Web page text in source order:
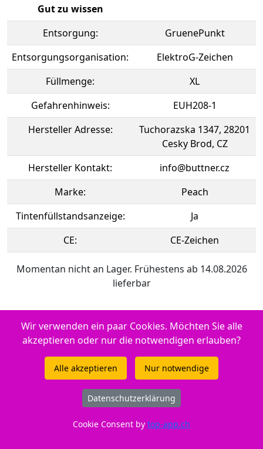
Gut zu wissen
Entsorgung:
GruenePunkt
Entsorgungsorganisation:
ElektroG-Zeichen
Füllmenge:
XL
Gefahrenhinweis:
EUH208-1
Hersteller Adresse:
Tuchorazska 1347, 28201
Cesky Brod, CZ
Hersteller Kontakt:
info@buttner.cz
Marke:
Peach
Tintenfüllstandsanzeige:
Ja
CE:
CE-Zeichen
Momentan nicht an Lager. Frühestens ab 14.08.2026
lieferbar
Einsetzbar in HP DeskJet 3633
Original Tintenpatrone color
Hersteller-ID: No. 302XL c,
F6U67AE
Wir verwenden ein paar Cookies. Möchten Sie alle
akzeptieren oder nur die notwendigen erlauben?
Alle akzeptieren Nur notwendige
Datenschutzerklärung
Cookie Consent by top-app.ch